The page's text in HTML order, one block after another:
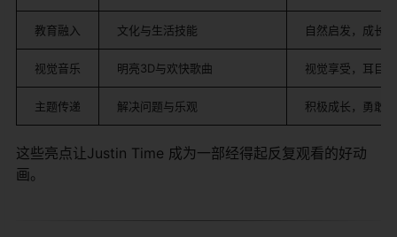
教育融入 文化与生活技能 自然启发，成长
视觉音乐 明亮3D与欢快歌曲 视觉享受，耳目
主题传递 解决问题与乐观 积极成长，勇敢
这些亮点让Justin Time 成为一部经得起反复观看的好动
画。